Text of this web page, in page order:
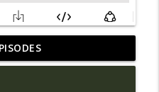
Schule - Daniel Jung info_outline